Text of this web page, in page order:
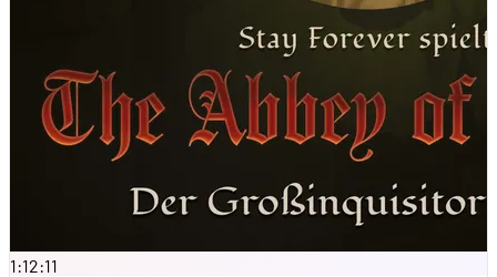
1:12:11